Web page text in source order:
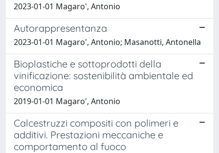
2023-01-01 Magaro', Antonio
Autorappresentanza
2023-01-01 Magaro', Antonio; Masanotti, Antonella
Bioplastiche e sottoprodotti della
vinificazione: sostenibilità ambientale ed
economica
2019-01-01 Magaro', Antonio
Calcestruzzi compositi con polimeri e
additivi. Prestazioni meccaniche e
comportamento al fuoco